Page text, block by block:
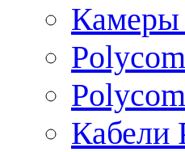
Камеры
Кабели